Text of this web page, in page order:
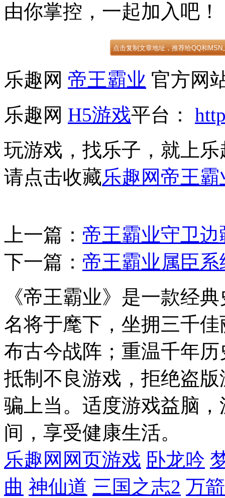
由你掌控，一起加入吧！
乐趣网 帝王霸业 官方网
乐趣网 H5游戏平台：
玩游戏，找乐子，就上
请点击收藏乐趣网帝王霸
上一篇： 帝王霸业守卫边
下一篇： 帝王霸业属臣系
《帝王霸业》是一款经
名将于麾下，坐拥三千
布古今战阵；重温千年
抵制不良游戏，拒绝盗
骗上当。适度游戏益脑
间，享受健康生活。
乐趣网网页游戏 卧龙吟
曲 神仙道 三国之志2 万